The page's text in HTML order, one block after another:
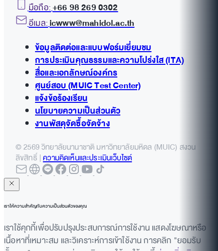
มือถือ:+66 98 269 0302
อีเมล:icwww@mahidol.ac.th
ข้อมูลติดต่อและแบบฟอร์มเยี่ยมชม
การประเมินคุณธรรมและความโปร่งใส (ITA)
สื่อและเอกลักษณ์องค์กร
ศูนย์สอบ (MUIC Test Center)
แจ้งข้อร้องเรียน
นโยบายความเป็นส่วนตัว
งานพัสดุจัดซื้อจัดจ้าง
© 2569 วิทยาลัยนานาชาติ มหาวิทยาลัยมหิดล (MUIC) สงวน
ลิขสิทธิ์ |ความคิดเห็นและประเมินเว็บไซต์
เราให้ความสำคัญกับความเป็นส่วนตัวของคุณ
เราใช้คุกกี้เพื่อปรับปรุงประสบการณ์การใช้งาน แสดงโฆษณาหรือ
เนื้อหาที่เหมาะสม และวิเคราะห์การเข้าใช้งาน การคลิก "ยอมรับ